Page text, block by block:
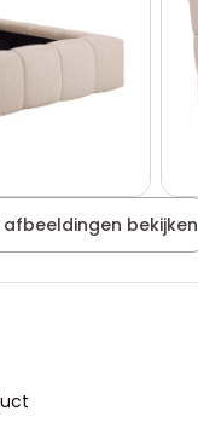
afbeeldingen bekijken